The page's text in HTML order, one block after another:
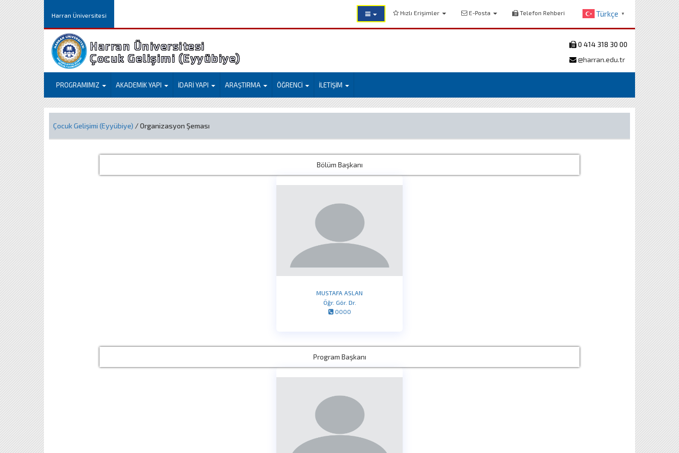
Harran Üniversitesi Hızlı Erişimler E-Posta Telefon Rehberi Türkçe ▼
Harran Üniversitesi
Çocuk Gelişimi (Eyyübiye)
0 414 318 30 00
@harran.edu.tr
PROGRAMIMIZ AKADEMİK YAPI İDARİ YAPI ARAŞTIRMA ÖĞRENCİ İLETİŞİM
Çocuk Gelişimi (Eyyübiye) / Organizasyon Şeması